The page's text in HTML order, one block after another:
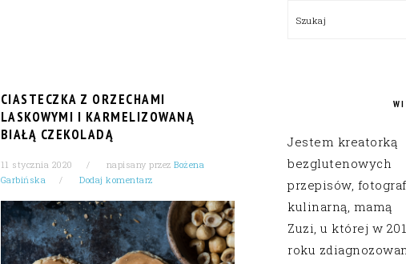
CIASTECZKA Z ORZECHAMI
LASKOWYMI I KARMELIZOWANĄ
BIAŁĄ CZEKOLADĄ
11 stycznia 2020 napisany przezBożena
Garbińska
Dodaj komentarz
SIDEBAR
Szukaj
Jestem kreatorką
bezglutenowych
przepisów,
kulinarną, mamą
Zuzi, u której w
roku